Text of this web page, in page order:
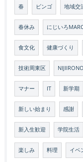
春 ビンゴ 地域交
春休み にじいろ
食文化 健康づくり
技術周東区
マナー IT 新学期
新しい始まり 感謝
新入生歓迎 学院生活
楽しみ 料理 イベ